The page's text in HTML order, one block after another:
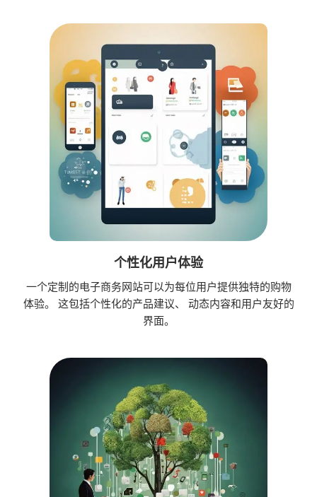
个性化用户体验
一个定制的电子商务网站可以为每位用户提供独特的购物
体验。 这包括个性化的产品建议、 动态内容和用户友好的
界面。